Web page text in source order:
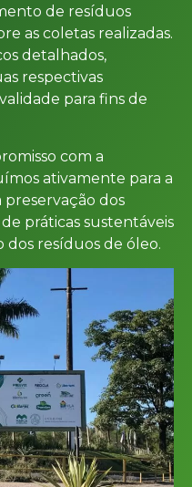
de resíduos
as coletas realizadas.
detalhados,
respectivas
para fins de
com a
ativamente para a
dos
práticas sustentáveis
resíduos de óleo.